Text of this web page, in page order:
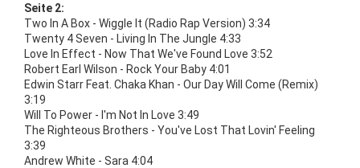
Seite 2:
Two In A Box - Wiggle It (Radio Rap Version) 3:34
Twenty 4 Seven - Living In The Jungle 4:33
Love In Effect - Now That We've Found Love 3:52
Robert Earl Wilson - Rock Your Baby 4:01
Edwin Starr Feat. Chaka Khan - Our Day Will Come (Remix)
3:19
Will To Power - I'm Not In Love 3:49
The Righteous Brothers - You've Lost That Lovin' Feeling
3:39
Andrew White - Sara 4:04